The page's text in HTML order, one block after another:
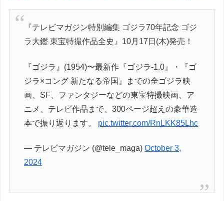
『テレビマガジン特別編集 ゴジラ70年記念 ゴジ
ラ大鑑 東宝特撮作品全史』10月17日(木)発売！
『ゴジラ』(1954)〜最新作『ゴジラ-1.0』・『ゴ
ジラ×コング 新たなる帝国』までの全ゴジラ映
画、SF、ファンタジーなどの東宝特撮映画、ア
ニメ、テレビ作品まで、300ページ超えの豪華造
本で振り返ります。 pic.twitter.com/RnLKK85Lhc
— テレビマガジン (@tele_maga)October 3,
2024